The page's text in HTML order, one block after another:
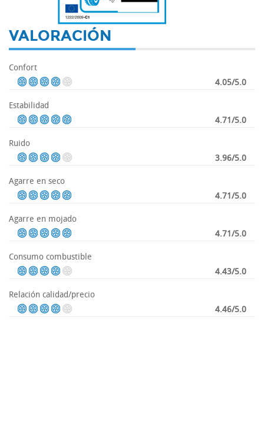
VALORACIÓN
Confort
4.05/5.0
Estabilidad
4.71/5.0
Ruido
3.96/5.0
Agarre en seco
4.71/5.0
Agarre en mojado
4.71/5.0
Consumo combustible
4.43/5.0
Relación calidad/precio
4.46/5.0